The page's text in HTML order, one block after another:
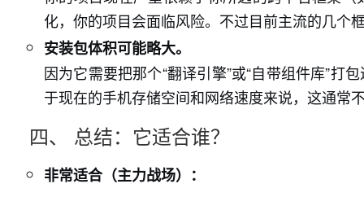
化，你的项目会面临风险。不过目前主流的几个
安装包体积可能略大。
因为它需要把那个“翻译引擎”或“自带组件库”
于现在的手机存储空间和网络速度来说，这通常
四、 总结：它适合谁？
非常适合（主力战场）：